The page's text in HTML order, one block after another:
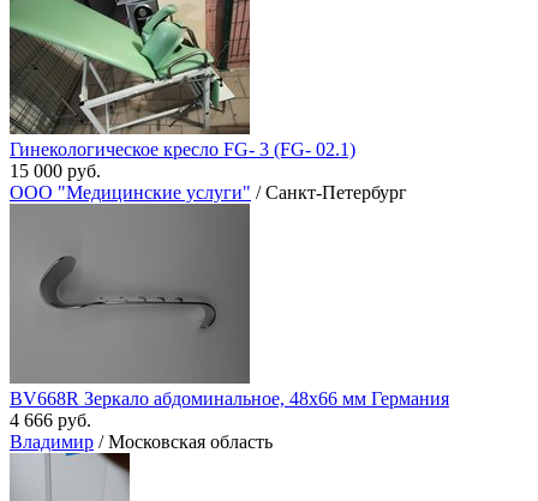
Гинекологическое кресло FG- 3 (FG- 02.1)
15 000 руб.
ООО "Медицинские услуги" / Санкт-Петербург
BV668R Зеркало абдоминальное, 48х66 мм Германия
4 666 руб.
Владимир / Московская область